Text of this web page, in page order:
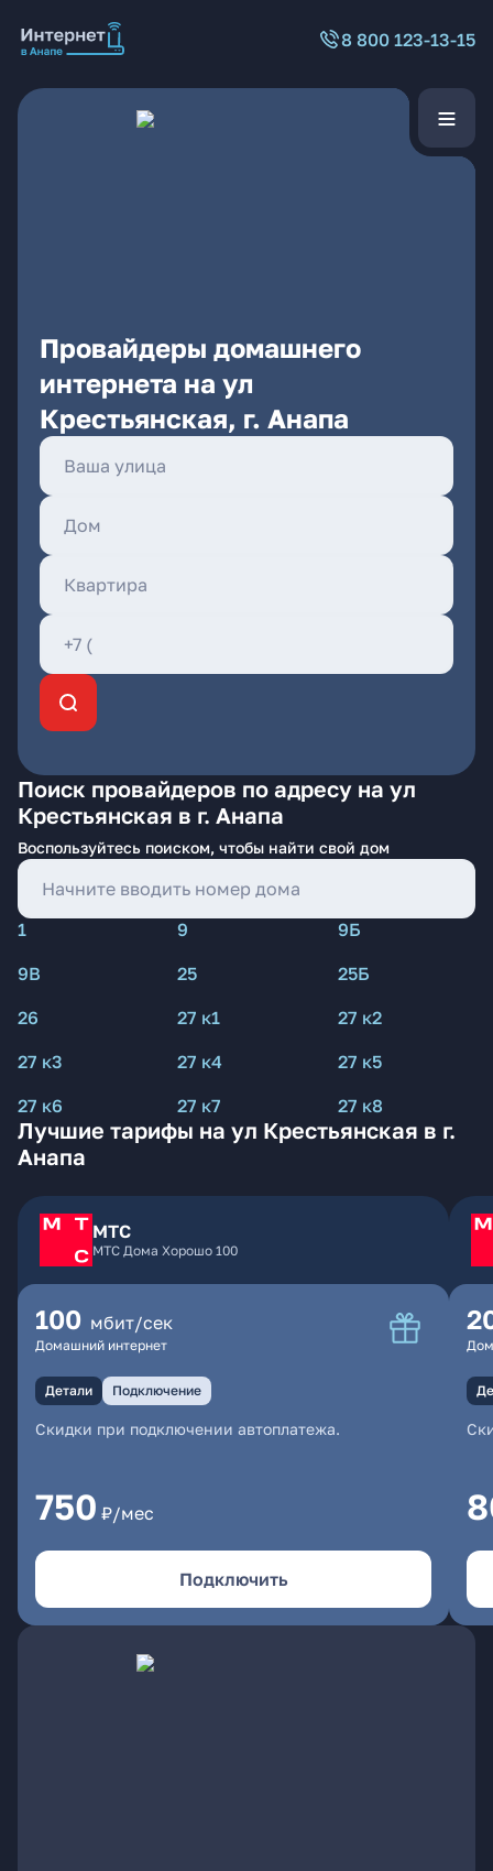
8 800 123-13-15
Провайдеры домашнего
интернета на ул
Крестьянская, г. Анапа
Поиск провайдеров по адресу на ул
Крестьянская в г. Анапа
Воспользуйтесь поиском, чтобы найти свой дом
1 9
9Б
9В
25
25Б
26
27 к1
27 к2
27 к3
27 к4
27 к5
27 к6
27 к7 27 к8
Лучшие тарифы на ул Крестьянская в г.
Анапа
МТС
МТС Дома Хорошо 100
100 мбит/сек
Домашний интернет
Детали Подключение
Скидки при подключении автоплатежа.
750 ₽/мес
Подключить